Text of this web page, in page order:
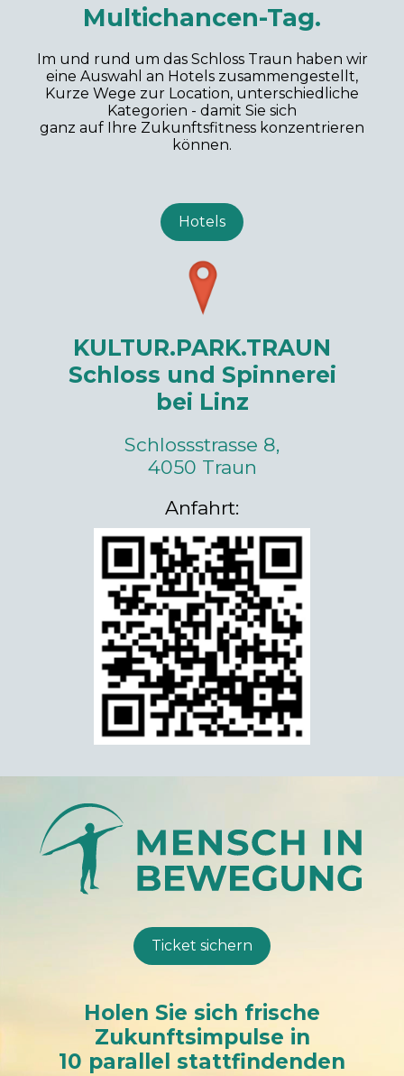
Multichancen-Tag.
Im und rund um das Schloss Traun haben wir
eine Auswahl an Hotels zusammengestellt,
Kurze Wege zur Location, unterschiedliche
Kategorien - damit Sie sich
ganz auf Ihre Zukunftsfitness konzentrieren
können.
Hotels
KULTUR.PARK.TRAUN
Schloss und Spinnerei
bei Linz
Schlossstrasse 8,
4050 Traun
Anfahrt:
Ticket sichern
Holen Sie sich frische
Zukunftsimpulse in
10 parallel stattfindenden